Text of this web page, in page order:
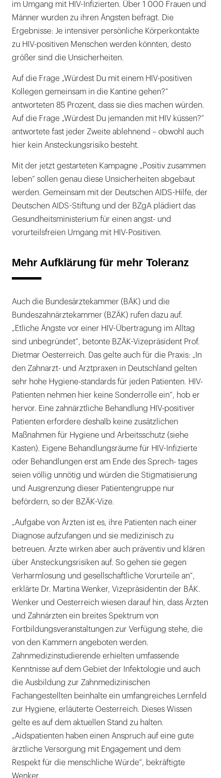
im Umgang mit HIV-Infizierten. Über 1 000 Frauen und
Männer wurden zu ihren Ängsten befragt. Die
Ergebnisse: Je intensiver persönliche Körperkontakte
zu HIV-positiven Menschen werden könnten, desto
größer sind die Unsicherheiten.
Auf die Frage „Würdest Du mit einem HIV-positiven
Kollegen gemeinsam in die Kantine gehen?“
antworteten 85 Prozent, dass sie dies machen würden.
Auf die Frage „Würdest Du jemanden mit HIV küssen?“
antwortete fast jeder Zweite ablehnend – obwohl auch
hier kein Ansteckungsrisiko besteht.
Mit der jetzt gestarteten Kampagne „Positiv zusammen
leben“ sollen genau diese Unsicherheiten abgebaut
werden. Gemeinsam mit der Deutschen AIDS-Hilfe, der
Deutschen AIDS-Stiftung und der BZgA plädiert das
Gesundheitsministerium für einen angst- und
vorurteilsfreien Umgang mit HIV-Positiven.
Mehr Aufklärung für mehr Toleranz
Auch die Bundesärztekammer (BÄK) und die
Bundeszahnärztekammer (BZÄK) rufen dazu auf.
„Etliche Ängste vor einer HIV-Übertragung im Alltag
sind unbegründet“, betonte BZÄK-Vizepräsident Prof.
Dietmar Oesterreich. Das gelte auch für die Praxis: „In
den Zahnarzt- und Arztpraxen in Deutschland gelten
sehr hohe Hygiene-standards für jeden Patienten. HIV-
Patienten nehmen hier keine Sonderrolle ein“, hob er
hervor. Eine zahnärztliche Behandlung HIV-positiver
Patienten erfordere deshalb keine zusätzlichen
Maßnahmen für Hygiene und Arbeitsschutz (siehe
Kasten). Eigene Behandlungsräume für HIV-Infizierte
oder Behandlungen erst am Ende des Sprech- tages
seien völlig unnötig und würden die Stigmatisierung
und Ausgrenzung dieser Patientengruppe nur
befördern, so der BZÄK-Vize.
„Aufgabe von Ärzten ist es, ihre Patienten nach einer
Diagnose aufzufangen und sie medizinisch zu
betreuen. Ärzte wirken aber auch präventiv und klären
über Ansteckungsrisiken auf. So gehen sie gegen
Verharmlosung und gesellschaftliche Vorurteile an“,
erklärte Dr. Martina Wenker, Vizepräsidentin der BÄK.
Wenker und Oesterreich wiesen darauf hin, dass Ärzten
und Zahnärzten ein breites Spektrum von
Fortbildungsveranstaltungen zur Verfügung stehe, die
von den Kammern angeboten werden.
Zahnmedizinstudierende erhielten umfassende
Kenntnisse auf dem Gebiet der Infektologie und auch
die Ausbildung zur Zahnmedizinischen
Fachangestellten beinhalte ein umfangreiches Lernfeld
zur Hygiene, erläuterte Oesterreich. Dieses Wissen
gelte es auf dem aktuellen Stand zu halten.
„Aidspatienten haben einen Anspruch auf eine gute
ärztliche Versorgung mit Engagement und dem
Respekt für die menschliche Würde“, bekräftigte
Wenker.